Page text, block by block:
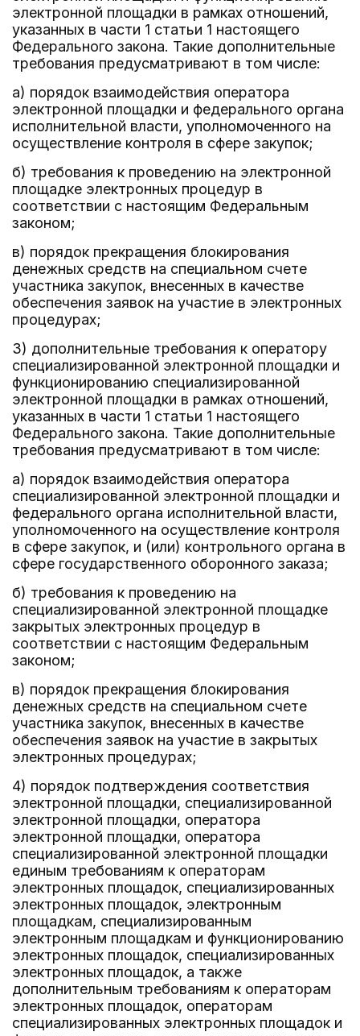
электронной площадки в рамках отношений,
указанных в части 1 статьи 1 настоящего
Федерального закона. Такие дополнительные
требования предусматривают в том числе:
а) порядок взаимодействия оператора
электронной площадки и федерального органа
исполнительной власти, уполномоченного на
осуществление контроля в сфере закупок;
б) требования к проведению на электронной
площадке электронных процедур в
соответствии с настоящим Федеральным
законом;
в) порядок прекращения блокирования
денежных средств на специальном счете
участника закупок, внесенных в качестве
обеспечения заявок на участие в электронных
процедурах;
3) дополнительные требования к оператору
специализированной электронной площадки и
функционированию специализированной
электронной площадки в рамках отношений,
указанных в части 1 статьи 1 настоящего
Федерального закона. Такие дополнительные
требования предусматривают в том числе:
а) порядок взаимодействия оператора
специализированной электронной площадки и
федерального органа исполнительной власти,
уполномоченного на осуществление контроля
в сфере закупок, и (или) контрольного органа в
сфере государственного оборонного заказа;
б) требования к проведению на
специализированной электронной площадке
закрытых электронных процедур в
соответствии с настоящим Федеральным
законом;
в) порядок прекращения блокирования
денежных средств на специальном счете
участника закупок, внесенных в качестве
обеспечения заявок на участие в закрытых
электронных процедурах;
4) порядок подтверждения соответствия
электронной площадки, специализированной
электронной площадки, оператора
электронной площадки, оператора
специализированной электронной площадки
единым требованиям к операторам
электронных площадок, специализированных
электронных площадок, электронным
площадкам, специализированным
электронным площадкам и функционированию
электронных площадок, специализированных
электронных площадок, а также
дополнительным требованиям к операторам
электронных площадок, операторам
специализированных электронных площадок и